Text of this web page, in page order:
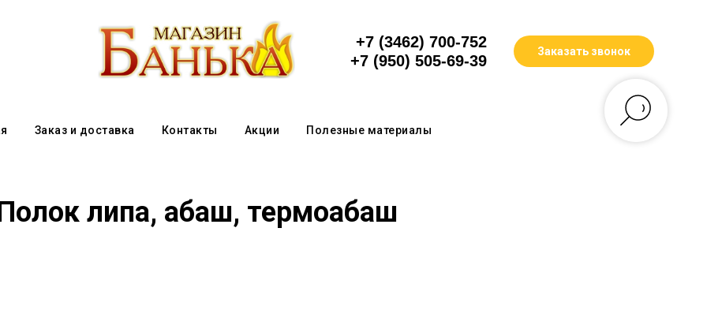
+7 (3462) 700-752
+7 (950) 505-69-39
Заказать звонок
Заказ и доставка Контакты Акции Полезные материалы
липа, абаш, термоабаш